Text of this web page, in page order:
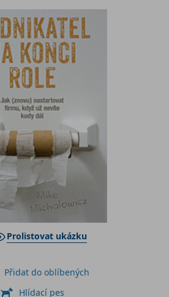
Prolistovat ukázku
Přidat do oblíbených
Hlídací pes